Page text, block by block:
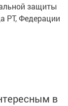
защиты
РТ, Федерации
в